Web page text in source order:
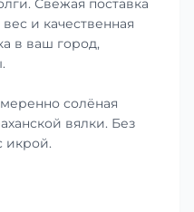
Свежая поставка
и качественная
в ваш город,
солёная
вялки. Без
икрой.